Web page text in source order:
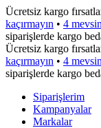
Ücretsiz kargo
kaçırmayın • 4
siparişlerde kargo
Ücretsiz kargo
kaçırmayın • 4
siparişlerde kargo
Siparişlerim
Kampanyalar
Markalar